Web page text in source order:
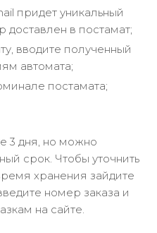
придет уникальный
доставлен в постамат;
вводите полученный
автомата;
постамата;
3 дня, но можно
срок. Чтобы уточнить
хранения зайдите
номер заказа и
на сайте.